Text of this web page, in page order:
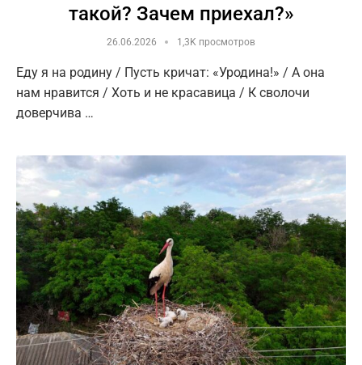
такой? Зачем приехал?»
26.06.2026 1,3K просмотров
Еду я на родину / Пусть кричат: «Уродина!» / А она
нам нравится / Хоть и не красавица / К сволочи
доверчива …